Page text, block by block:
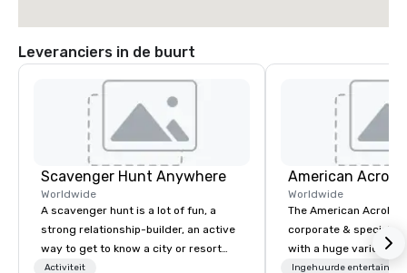
Leveranciers in de buurt
Scavenger Hunt Anywhere
Worldwide
A scavenger hunt is a lot of fun, a
strong relationship-builder, an active
way to get to know a city or resort
location and an excellent team
Activiteit
Worldwide
The American
corporate & special
with a huge variety of
performances using
Ingehuurde